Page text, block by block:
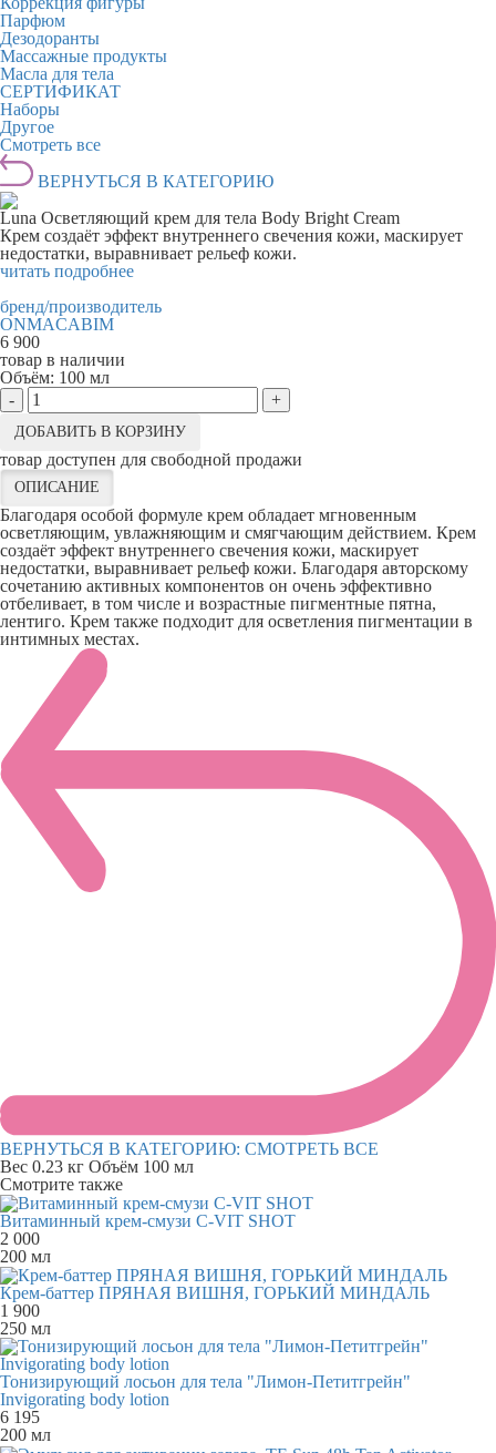
Парфюм
Дезодоранты
Массажные продукты
Масла для тела
СЕРТИФИКАТ
Наборы
Другое
Смотреть все
ВЕРНУТЬСЯ В КАТЕГОРИЮ
Luna Осветляющий крем для тела Body Bright Cream
Крем создаёт эффект внутреннего свечения кожи, маскирует
недостатки, выравнивает рельеф кожи.
читать подробнее
бренд/производитель
ONMACABIM
6 900
товар в наличии
Объём: 100 мл
-
+
ДОБАВИТЬ В КОРЗИНУ
товар доступен для свободной продажи
ОПИСАНИЕ
Благодаря особой формуле крем обладает мгновенным
осветляющим, увлажняющим и смягчающим действием. Крем
создаёт эффект внутреннего свечения кожи, маскирует
недостатки, выравнивает рельеф кожи. Благодаря авторскому
сочетанию активных компонентов он очень эффективно
отбеливает, в том числе и возрастные пигментные пятна,
лентиго. Крем также подходит для осветления пигментации в
интимных местах.
ВЕРНУТЬСЯ В КАТЕГОРИЮ: СМОТРЕТЬ ВСЕ
Вес 0.23 кг Объём 100 мл
Смотрите также
Витаминный крем-смузи С-VIT SHOT
2 000
200 мл
Крем-баттер ПРЯНАЯ ВИШНЯ, ГОРЬКИЙ МИНДАЛЬ
1 900
250 мл
Тонизирующий лосьон для тела "Лимон-Петитгрейн"
Invigorating body lotion
6 195
200 мл